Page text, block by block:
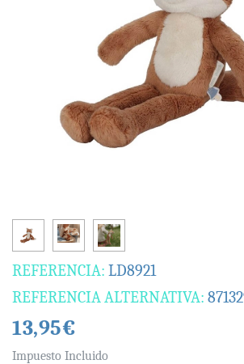
REFERENCIA: LD8921
REFERENCIA ALTERNATIVA:
13,95€
Impuesto Incluido